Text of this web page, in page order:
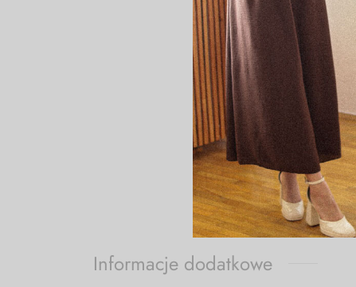
Spodnie:
Długość całkowita: 105
Wysokość stanu: 31 cm
Pas (x2): 30 cm
Udo (x2): 34 cm
Modelka ma 174cm
Informacje dodatkowe